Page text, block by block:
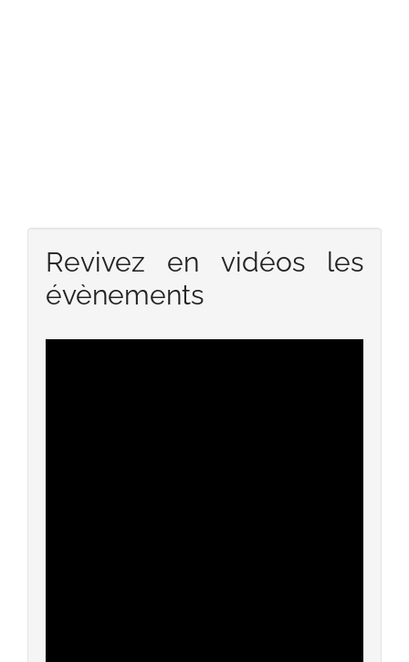
Revivez en vidéos les
évènements